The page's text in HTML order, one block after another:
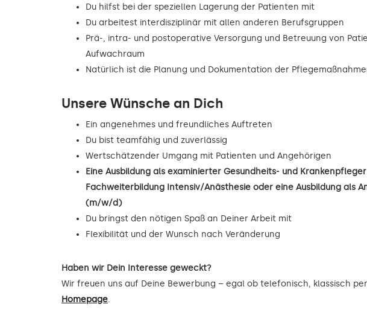
Du hilfst bei der speziellen Lagerung der Patienten mit
Du arbeitest interdisziplinär mit allen anderen Berufsgruppen
Prä-, intra- und postoperative Versorgung und Betreuung von
Aufwachraum
Natürlich ist die Planung und Dokumentation der
Unsere Wünsche an Dich
Ein angenehmes und freundliches Auftreten
Du bist teamfähig und zuverlässig
Wertschätzender Umgang mit Patienten und Angehörigen
Eine Ausbildung als examinierter Gesundheits- und
Fachweiterbildung Intensiv/Anästhesie oder eine Ausbildung als
(m/w/d)
Du bringst den nötigen Spaß an Deiner Arbeit mit
Flexibilität und der Wunsch nach Veränderung
Haben wir Dein Interesse geweckt?
Wir freuen uns auf Deine Bewerbung – egal ob telefonisch, klassisch
Homepage.